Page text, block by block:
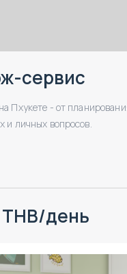
сервис
Пхукете - от
и личных вопросов.
день